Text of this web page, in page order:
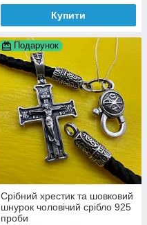
Купити
Подарунок
Срібний хрестик та шовковий
шнурок чоловічий срібло 925
проби